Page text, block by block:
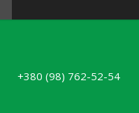
+380 (98) 762-52-54